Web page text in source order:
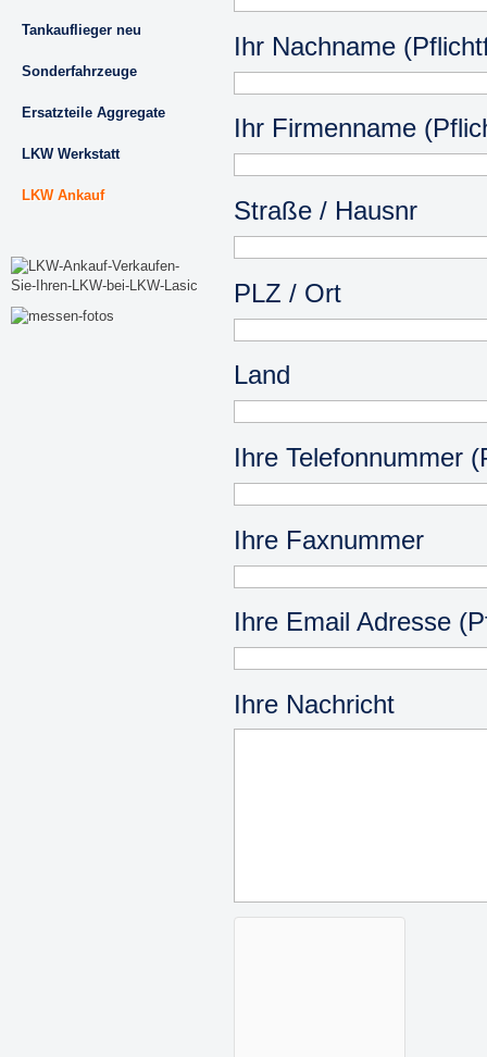
Tankauflieger neu
Sonderfahrzeuge
Ersatzteile Aggregate
LKW Werkstatt
LKW Ankauf
Ihr Nachname
Ihr Firmenname
Straße / Hausnr
PLZ / Ort
Land
Ihre Telefonnummer
Ihre Faxnummer
Ihre Email Adresse
Ihre Nachricht